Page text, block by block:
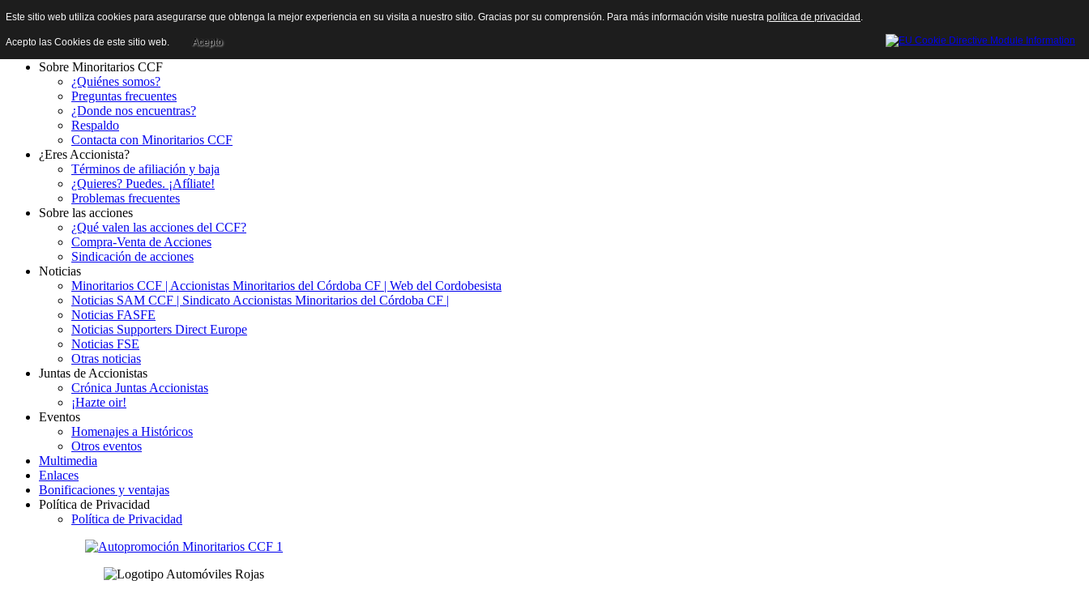
Sobre Minoritarios CCF
¿Quiénes somos?
Preguntas frecuentes
¿Donde nos encuentras?
Respaldo
Contacta con Minoritarios CCF
¿Eres Accionista?
Términos de afiliación y baja
¿Quieres? Puedes. ¡Afíliate!
Problemas frecuentes
Sobre las acciones
¿Qué valen las acciones del CCF?
Compra-Venta de Acciones
Sindicación de acciones
Noticias
Minoritarios CCF | Accionistas Minoritarios del Córdoba CF | Web del Cordobesista
Noticias SAM CCF | Sindicato Accionistas Minoritarios del Córdoba CF |
Noticias FASFE
Noticias Supporters Direct Europe
Noticias FSE
Otras noticias
Juntas de Accionistas
Crónica Juntas Accionistas
¡Hazte oir!
Eventos
Homenajes a Históricos
Otros eventos
Multimedia
Enlaces
Bonificaciones y ventajas
Política de Privacidad
Política de Privacidad
Este sitio web utiliza cookies para asegurarse que obtenga la mejor experiencia en su visita a nuestro sitio. Gracias por su comprensión. Para más información visite nuestra política de privacidad .
Acepto las Cookies de este sitio web. Acepto